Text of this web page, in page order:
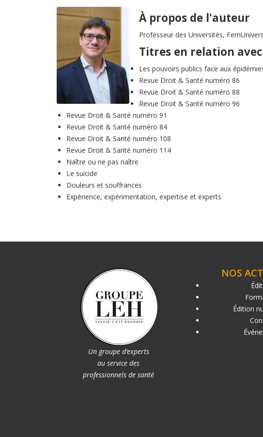
À propos de l'auteur
Professeur des Universités,
Titres en relation
Les pouvoirs publics face aux
Revue Droit & Santé numéro 86
Revue Droit & Santé numéro 88
Revue Droit & Santé numéro 96
Revue Droit & Santé numéro 91
Revue Droit & Santé numéro 84
Revue Droit & Santé numéro 108
Revue Droit & Santé numéro 114
Naître ou ne pas naître
Le suicide
Douleurs et souffrances
Expérience, expérimentation, expertise et experts
Un groupe d’experts
au service des
professionnels de santé
NOS
Édition